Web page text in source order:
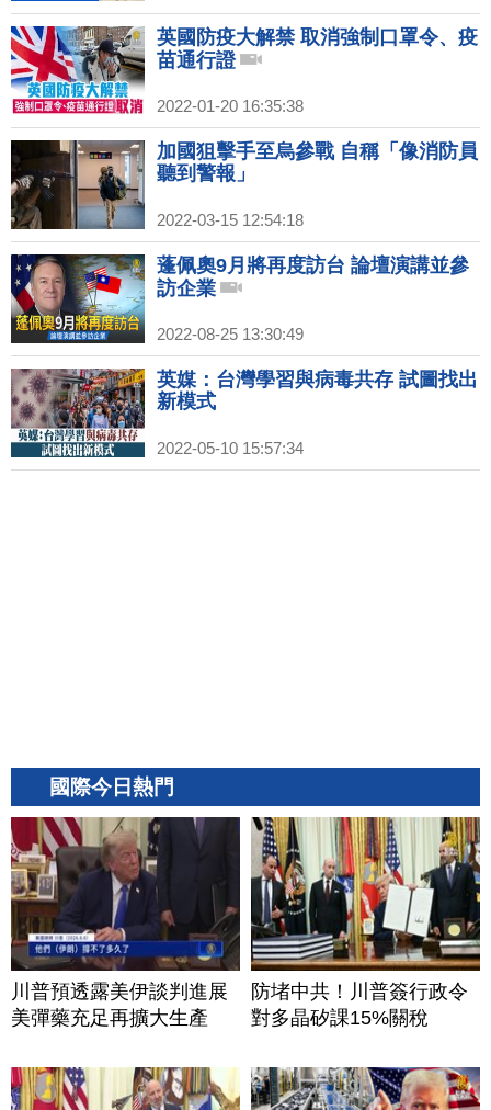
英國防疫大解禁 取消強制口罩令、疫
苗通行證
2022-01-20 16:35:38
加國狙擊手至烏參戰 自稱「像消防員
聽到警報」
2022-03-15 12:54:18
蓬佩奧9月將再度訪台 論壇演講並參
訪企業
2022-08-25 13:30:49
英媒：台灣學習與病毒共存 試圖找出
新模式
2022-05-10 15:57:34
國際今日熱門
川普預透露美伊談判進展
美彈藥充足再擴大生產
防堵中共！川普簽行政令
對多晶矽課15%關稅